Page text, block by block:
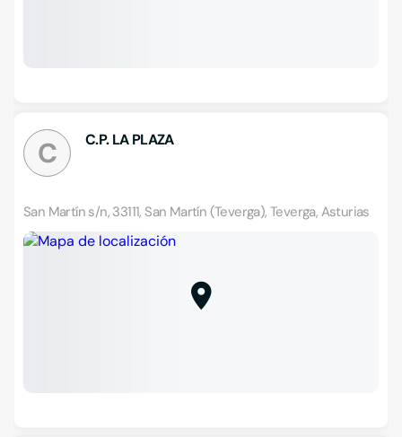
C C.P. LA PLAZA
San Martín s/n, 33111, San Martín (Teverga), Teverga, Asturias